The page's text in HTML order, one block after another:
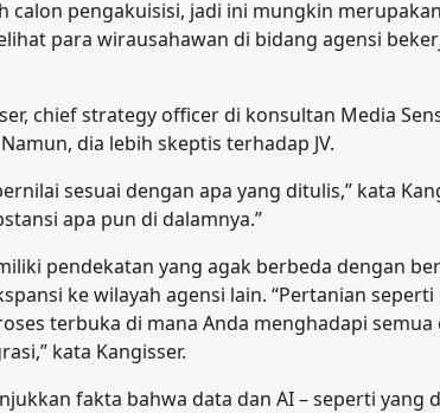
pengakuisisi, jadi ini mungkin
para wirausahawan di bidang agensi
chief strategy officer di konsultan Media
dia lebih skeptis terhadap JV.
sesuai dengan apa yang ditulis,” kata
apa pun di dalamnya.”
pendekatan yang agak berbeda dengan
ke wilayah agensi lain. “Pertanian seperti
terbuka di mana Anda menghadapi semua
kata Kangisser.
fakta bahwa data dan AI – seperti yang